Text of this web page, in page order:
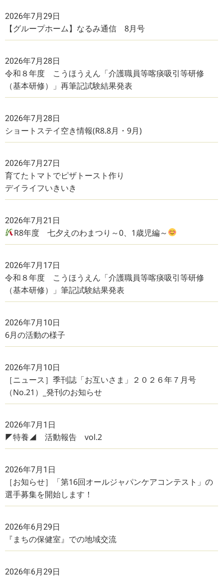
2026年7月29日
【グループホーム】なるみ通信 8月号
2026年7月28日
令和８年度 こうほうえん「介護職員等喀痰吸引等研修
（基本研修）」再筆記試験結果発表
2026年7月28日
ショートステイ空き情報(R8.8月・9月)
2026年7月27日
育てたトマトでピザトースト作り
デイライフいきいき
2026年7月21日
R8年度 七夕えのわまつり～0、1歳児編～
2026年7月17日
令和８年度 こうほうえん「介護職員等喀痰吸引等研修
（基本研修）」筆記試験結果発表
2026年7月10日
6月の活動の様子
2026年7月10日
［ニュース］季刊誌「お互いさま」２０２６年７月号
（No.21）_発刊のお知らせ
2026年7月1日
◤特養◢ 活動報告 vol.2
2026年7月1日
［お知らせ］「第16回オールジャパンケアコンテスト」の
選手募集を開始します！
2026年6月29日
『まちの保健室』での地域交流
2026年6月29日